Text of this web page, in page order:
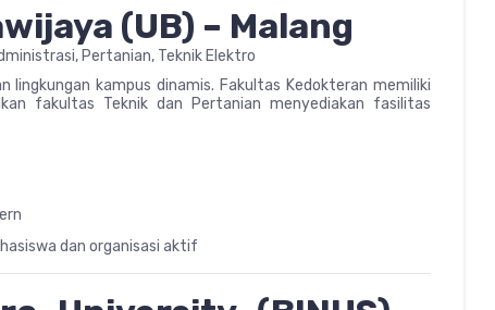
(UB) – Malang
Pertanian, Teknik Elektro
lingkungan kampus dinamis. Fakultas Kedokteran memiliki
fakultas Teknik dan Pertanian menyediakan fasilitas
dan organisasi aktif